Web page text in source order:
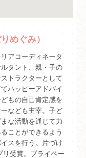
めぐみ）
アコーディネータ
タント、親・子の
トラクターとして
ハッピーアドバイ
もの自己肯定感を
なども主宰。子ど
な活動を通じて力
ことができるよう
スを行う。片づけ
リ受賞。プライベー